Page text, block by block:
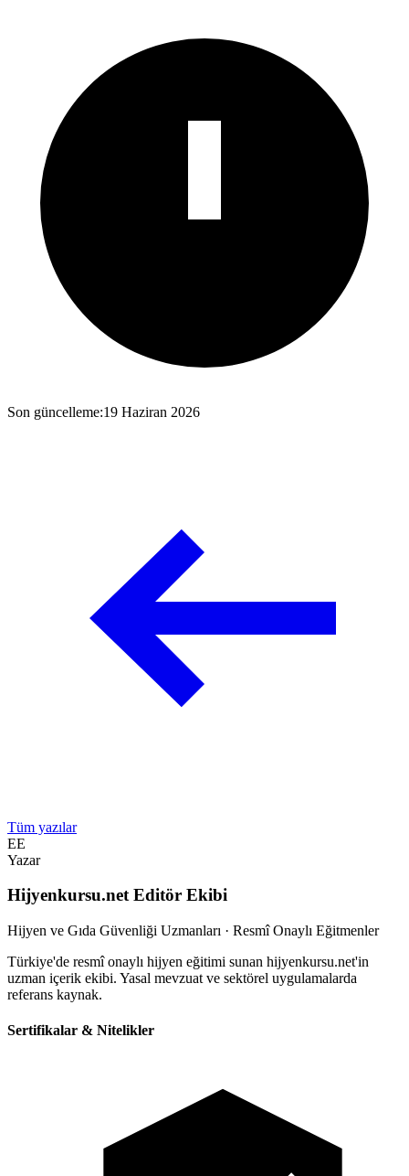
Son güncelleme:19 Haziran 2026
Tüm yazılar
EE
Yazar
Hijyenkursu.net Editör Ekibi
Hijyen ve Gıda Güvenliği Uzmanları · Resmî Onaylı Eğitmenler
Türkiye'de resmî onaylı hijyen eğitimi sunan hijyenkursu.net'in
uzman içerik ekibi. Yasal mevzuat ve sektörel uygulamalarda
referans kaynak.
Sertifikalar & Nitelikler